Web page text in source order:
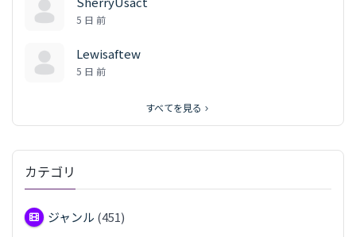
5 日 前
Lewisaftew
5 日 前
すべてを見る
カテゴリ
ジャンル (451)